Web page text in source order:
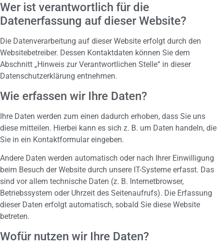
Wer ist verantwortlich für die
Datenerfassung auf dieser Website?
Die Datenverarbeitung auf dieser Website erfolgt durch den
Websitebetreiber. Dessen Kontaktdaten können Sie dem
Abschnitt „Hinweis zur Verantwortlichen Stelle“ in dieser
Datenschutzerklärung entnehmen.
Wie erfassen wir Ihre Daten?
Ihre Daten werden zum einen dadurch erhoben, dass Sie uns
diese mitteilen. Hierbei kann es sich z. B. um Daten handeln, die
Sie in ein Kontaktformular eingeben.
Andere Daten werden automatisch oder nach Ihrer Einwilligung
beim Besuch der Website durch unsere IT-Systeme erfasst. Das
sind vor allem technische Daten (z. B. Internetbrowser,
Betriebssystem oder Uhrzeit des Seitenaufrufs). Die Erfassung
dieser Daten erfolgt automatisch, sobald Sie diese Website
betreten.
Wofür nutzen wir Ihre Daten?